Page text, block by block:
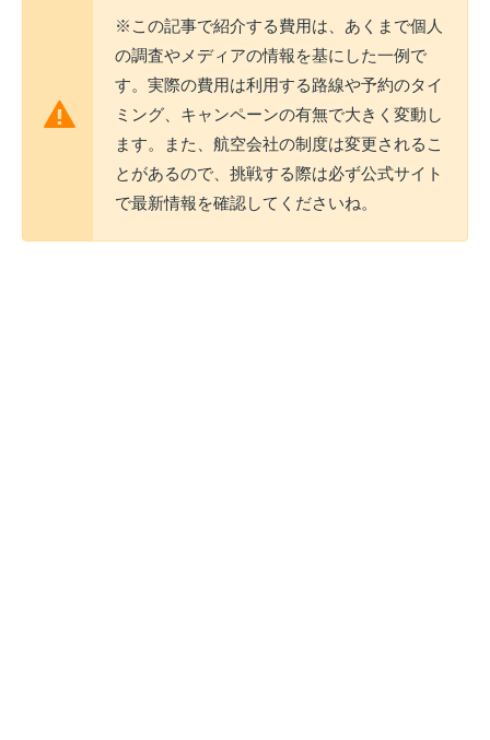
※この記事で紹介する費用は、あくまで個人
の調査やメディアの情報を基にした一例で
す。実際の費用は利用する路線や予約のタイ
ミング、キャンペーンの有無で大きく変動し
ます。また、航空会社の制度は変更されるこ
とがあるので、挑戦する際は必ず公式サイト
で最新情報を確認してくださいね。